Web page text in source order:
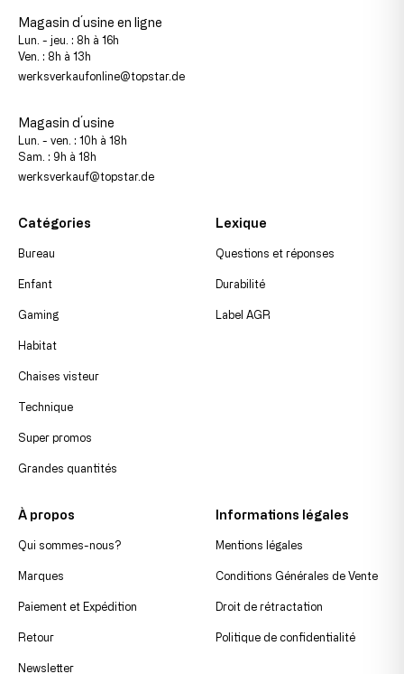
Magasin d´usine en ligne
Lun. - jeu. : 8h à 16h
Ven. : 8h à 13h
werksverkaufonline@topstar.de
Magasin d´usine
Lun. - ven. : 10h à 18h
Sam. : 9h à 18h
werksverkauf@topstar.de
Catégories
Bureau
Enfant
Gaming
Habitat
Chaises visteur
Technique
Super promos
Grandes quantités
Lexique
Questions et réponses
Durabilité
Label AGR
À propos
Qui sommes-nous?
Marques
Paiement et Expédition
Retour
Newsletter
Informations légales
Mentions légales
Conditions Générales de Vente
Droit de rétractation
Politique de confidentialité